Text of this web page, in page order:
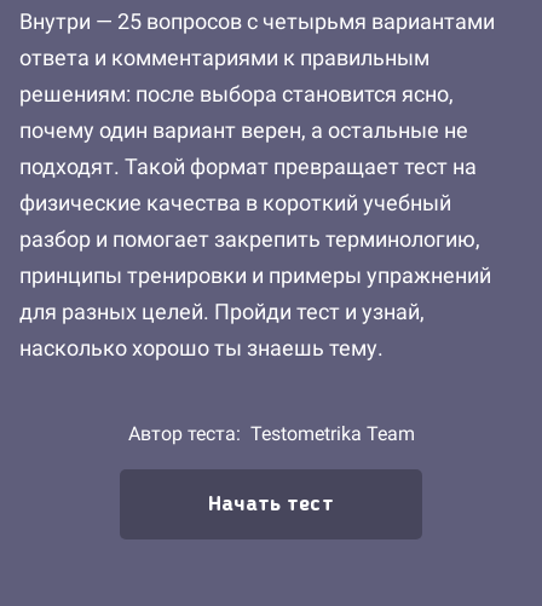
Внутри — 25 вопросов с четырьмя вариантами
ответа и комментариями к правильным
решениям: после выбора становится ясно,
почему один вариант верен, а остальные не
подходят. Такой формат превращает тест на
физические качества в короткий учебный
разбор и помогает закрепить терминологию,
принципы тренировки и примеры упражнений
для разных целей. Пройди тест и узнай,
насколько хорошо ты знаешь тему.
Автор теста: Testometrika Team
Начать тест